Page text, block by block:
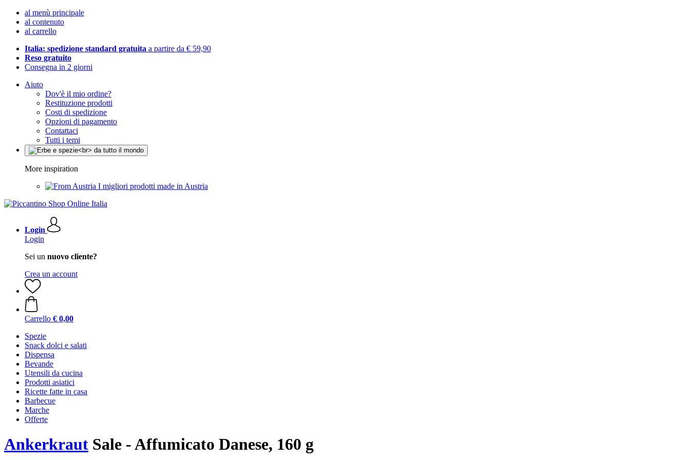
al menù principale
al contenuto
al carrello
Italia: spedizione standard gratuita a partire da € 59,90
Reso gratuito
Consegna in 2 giorni
Aiuto
Dov'è il mio ordine?
Restituzione prodotti
Costi di spedizione
Opzioni di pagamento
Contattaci
Tutti i temi
More inspiration
I migliori prodotti made in Austria
Login
Login
Sei un nuovo cliente?
Crea un account
Carrello € 0,00
Spezie
Snack dolci e salati
Dispensa
Bevande
Utensili da cucina
Prodotti asiatici
Ricette fatte in casa
Barbecue
Marche
Offerte
Ankerkraut Sale - Affumicato Danese, 160 g